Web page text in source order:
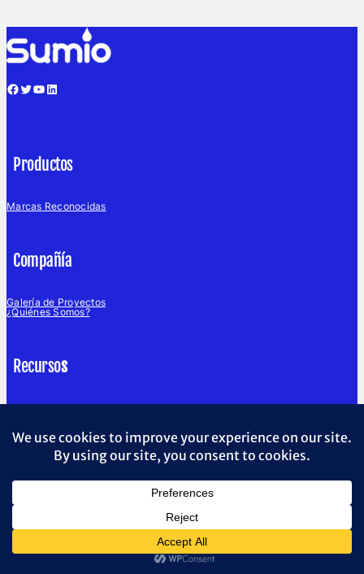
Facebook Twitter YouTube LinkedIn
Productos
Marcas Reconocidas
Compañía
Galería de Proyectos
¿Quiénes Somos?
Recursos
Blog
Sumio Water
· All rights reserved